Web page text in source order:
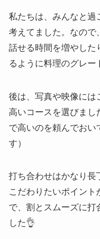
私たちは、みんなと過
考えてました。なので
話せる時間を増やした
るように料理のグレー
後は、写真や映像には
高いコースを選びまし
で高いのを頼んでおい
す）
打ち合わせはかなり長
こだわりたいポイン
で、割とスムーズに打
した👌